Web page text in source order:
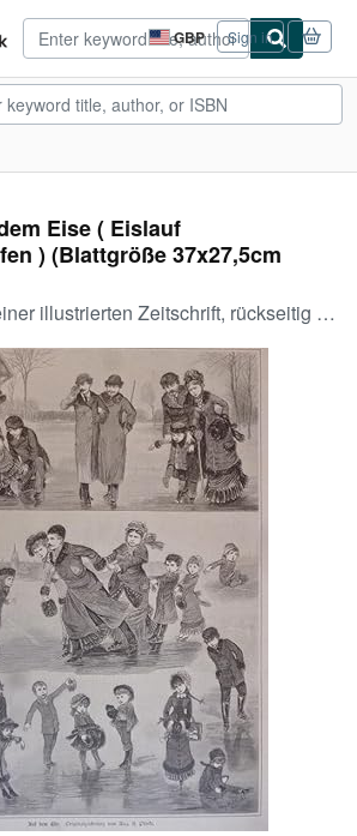
GBP
Site
shopping
preferences
Sign in
CLOSE
Eise ( Eislauf
) (Blattgröße 37x27,5cm
illustrierten Zeitschrift, rückseitig mit Text, 1884